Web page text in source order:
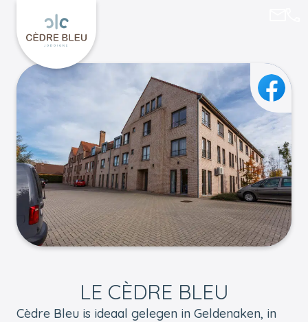
Keer terug naar Le Cèdre Bleu
LE CÈDRE BLEU
Cèdre Bleu is ideaal gelegen in Geldenaken, in